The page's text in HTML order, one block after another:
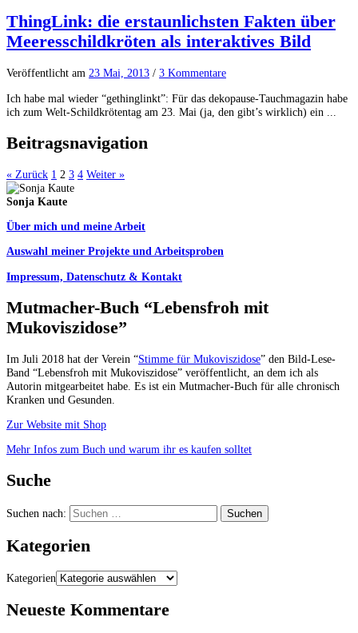
ThingLink: die erstaunlichsten Fakten über
Meeresschildkröten als interaktives Bild
Veröffentlicht am 23 Mai, 2013 / 3 Kommentare
Ich habe mal wieder “gethinglinkt”: Für das dekopause-Tauchmagazin habe
ich zum Welt-Schildkrötentag am 23. Mai (ja, den gibt’s wirklich) ein ...
Beitragsnavigation
« Zurück 1 2 3 4 Weiter »
Sonja Kaute
Über mich und meine Arbeit
Auswahl meiner Projekte und Arbeitsproben
Impressum, Datenschutz & Kontakt
Mutmacher-Buch “Lebensfroh mit
Mukoviszidose”
Im Juli 2018 hat der Verein “Stimme für Mukoviszidose” den Bild-Lese-
Band “Lebensfroh mit Mukoviszidose” veröffentlicht, an dem ich als
Autorin mitgearbeitet habe. Es ist ein Mutmacher-Buch für alle chronisch
Kranken und Gesunden.
Zur Website mit Shop
Mehr Infos zum Buch und warum ihr es kaufen solltet
Suche
Suchen nach:
Kategorien
Kategorien
Neueste Kommentare